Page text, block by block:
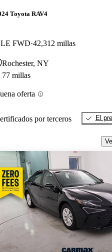
Toyota RAV4
FWD 42,312 millas
Rochester, NY
77 millas
oferta
por terceros
El